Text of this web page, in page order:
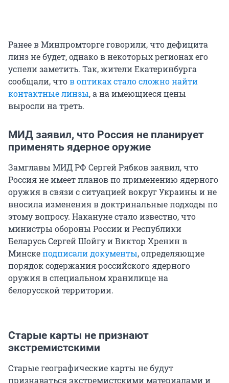
Ранее в Минпромторге говорили, что дефицита
линз не будет, однако в некоторых регионах его
успели заметить. Так, жители Екатеринбурга
сообщали, чтов оптиках стало сложно найти
контактные линзы, а на имеющиеся цены
выросли на треть.
МИД заявил, что Россия не планирует
применять ядерное оружие
Замглавы МИД РФ Сергей Рябков заявил, что
Россия не имеет планов по применению ядерного
оружия в связи с ситуацией вокруг Украины и не
вносила изменения в доктринальные подходы по
этому вопросу. Накануне стало известно, что
министры обороны России и Республики
Беларусь Сергей Шойгу и Виктор Хренин в
Минскеподписали документы, определяющие
порядок содержания российского ядерного
оружия в специальном хранилище на
белорусской территории.
Старые карты не признают
экстремистскими
Старые географические карты не будут
признаваться экстремистскими материалами и